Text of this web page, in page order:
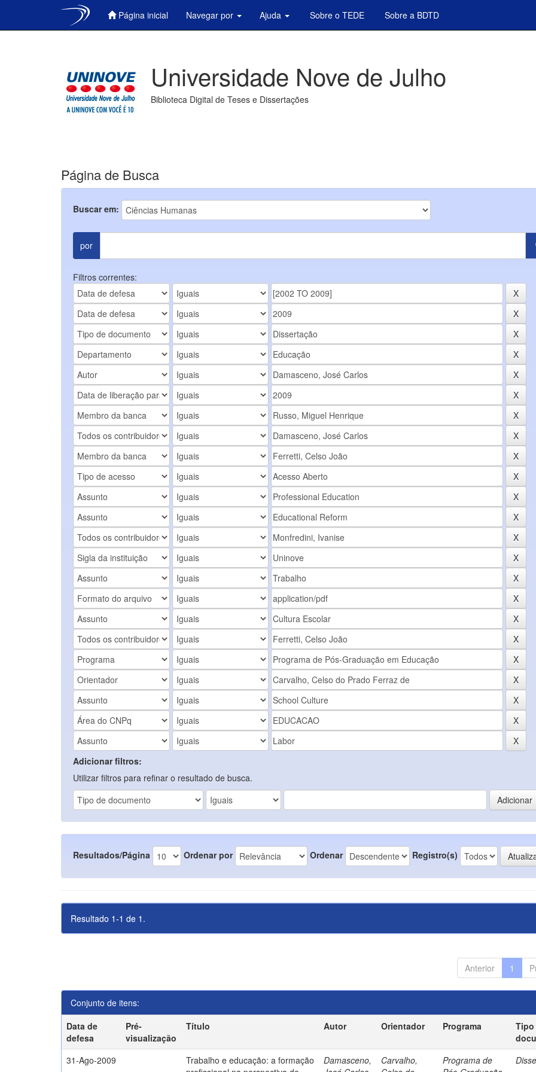
Página inicial Navegar por Ajuda Sobre o TEDE Sobre a BDTD
Universidade Nove de Julho
Biblioteca Digital de Teses e Dissertações
Página de Busca
Buscar em:
por
Filtros correntes:
Adicionar filtros:
Utilizar filtros para refinar o resultado de busca.
Resultados/Página Ordenar por Ordenar Registro(s)
Resultado 1-1 de 1.
Anterior 1
Conjunto de itens:
Data de
defesa
Pré-
visualização
Título Autor Orientador Programa
Tipo
31-Ago-2009
Trabalho e educação: a formação
Damasceno,
Carvalho,
Programa de